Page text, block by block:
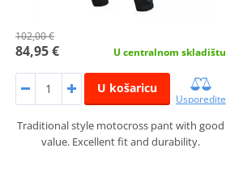
102,00 €
84,95 € U centralnom skladištu
U košaricu
Usporedite
Traditional style motocross pant with good
value. Excellent fit and durability.